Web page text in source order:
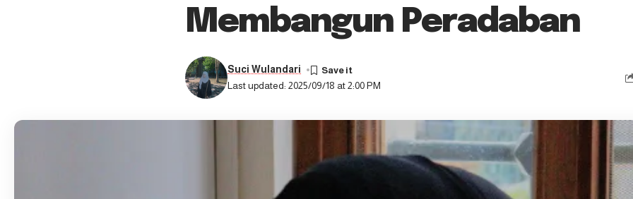
Membangun Peradaban
Last updated: 2025/09/18 at 2:00 PM
Suci Wulandari